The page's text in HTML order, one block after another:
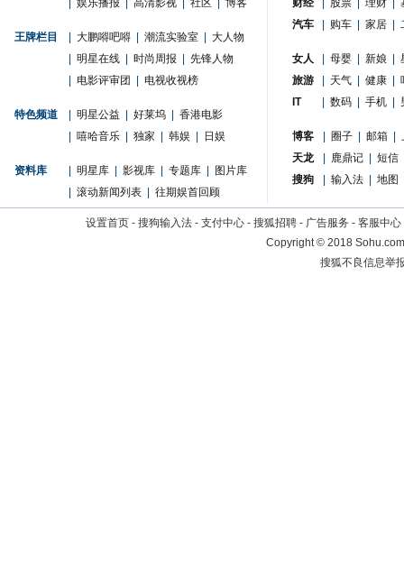
娱乐播报 高清影视 社区 博客
王牌栏目 大鹏嘚吧嘚 潮流实验室
大人物
明星在线 时尚周报
先锋人物
电影评审团 电视收视榜
特色频道 明星公益 好莱坞
香港电影
嘻哈音乐 独家 韩娱 日娱
资料库 明星库 影视库 专题库
图片库
滚动新闻列表 往期娱首回顾
财经
股票 理财
汽车
购车 家居
女人 母婴 新娘
旅游
天气 健康
IT
数码 手机
博客 圈子 邮箱
天龙
鹿鼎记
短信
搜狗
输入法 地图
设置首页 - 搜狗输入法 - 支付中心 - 搜狐招聘 - 广告服务 - 客服中心
Copyright©2018
搜狐不良信息举